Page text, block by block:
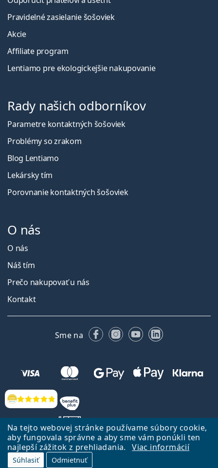
Na tejto webovej stránke používame súbory cookie,
aby fungovala správne a aby sme vám ponúkli ten
najlepší zážitok z prehliadania.
Viac informácií
Súhlasiť Odmietnuť
Hodnotenia
Pravidelné zasielanie šošoviek
Akcie
Affiliate program
Lentiamo pre ekologickejšie nakupovanie
Rady našich odborníkov
Parametre kontaktných šošoviek
Problémy so zrakom
Blog Lentiamo
Lekársky tím
Porovnanie kontaktných šošoviek
O nás
O nás
Náš tím
Prečo nakupovať u nás
Kontakt
Sme na FacebookuInstagrame
YouTubeLinkedIn
Späť na Úvodnu stránku